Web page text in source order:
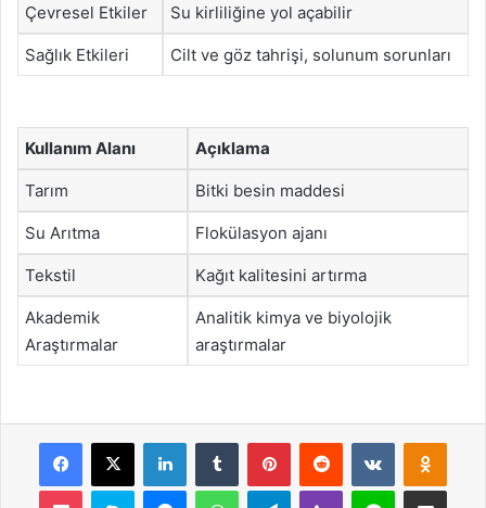
Çevresel Etkiler Su kirliliğine yol açabilir
Sağlık Etkileri Cilt ve göz tahrişi, solunum sorunları
Kullanım Alanı Açıklama
Tarım Bitki besin maddesi
Su Arıtma Flokülasyon ajanı
Tekstil Kağıt kalitesini artırma
Akademik
Araştırmalar
Analitik kimya ve biyolojik
araştırmalar
Facebook
X LinkedInTumblr PinterestReddit VKontakte
Pocket Skype MessengerWhatsAppTelegramViber Line E-Posta ile